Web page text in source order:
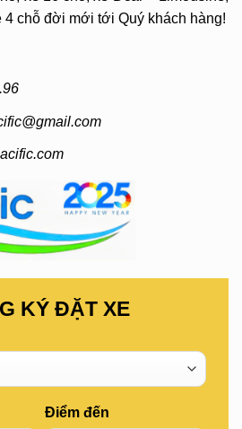
chỗ đời mới tới Quý khách hàng!
KÝ ĐẶT XE
Điểm đến